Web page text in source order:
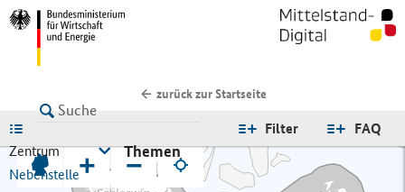
zurück zur Startseite
FAQ
Filter
Zentrum
Nebenstelle
Themen
+ −